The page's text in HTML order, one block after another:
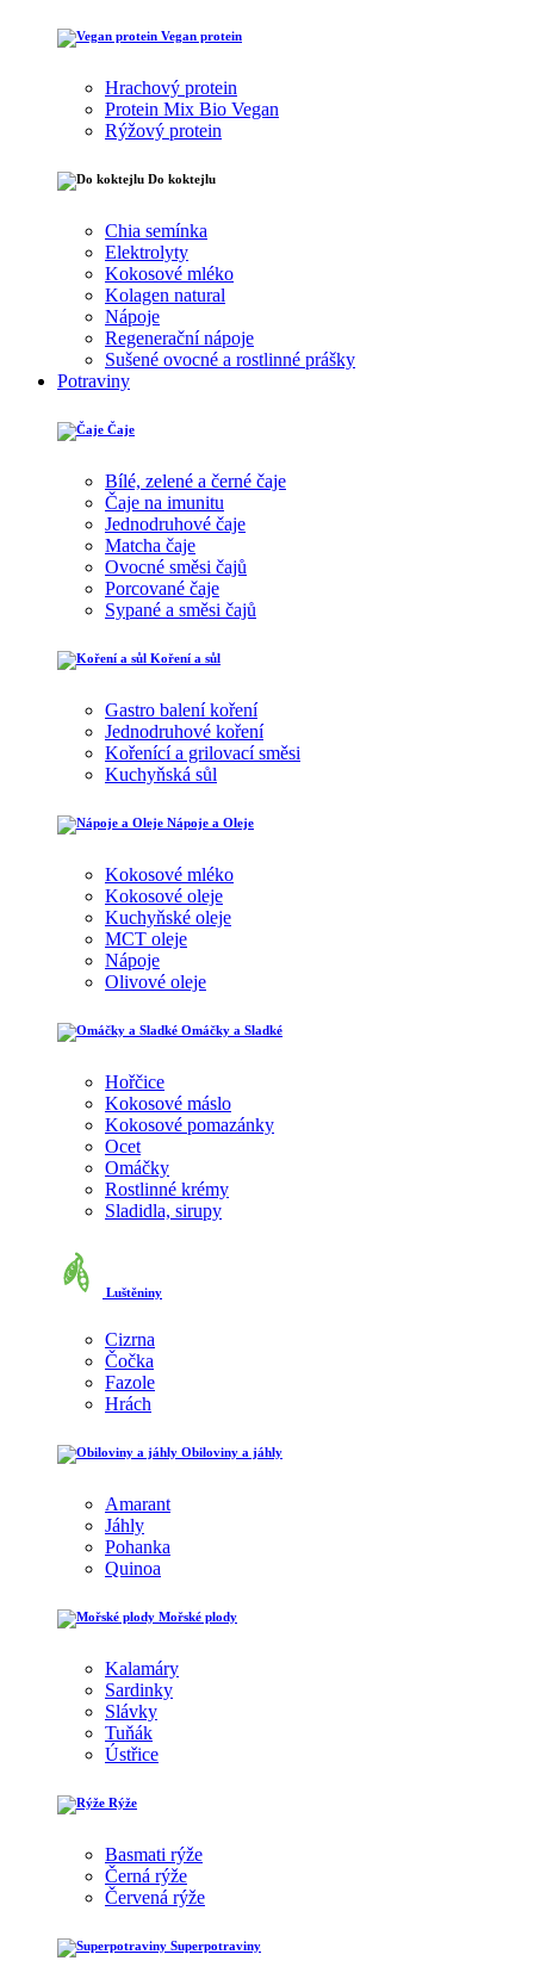
Vegan protein
Hrachový protein
Protein Mix Bio Vegan
Rýžový protein
Do koktejlu
Chia semínka
Elektrolyty
Kokosové mléko
Kolagen natural
Nápoje
Regenerační nápoje
Sušené ovocné a rostlinné prášky
Potraviny
Čaje
Bílé, zelené a černé čaje
Čaje na imunitu
Jednodruhové čaje
Matcha čaje
Ovocné směsi čajů
Porcované čaje
Sypané a směsi čajů
Koření a sůl
Gastro balení koření
Jednodruhové koření
Kořenící a grilovací směsi
Kuchyňská sůl
Nápoje a Oleje
Kokosové mléko
Kokosové oleje
Kuchyňské oleje
MCT oleje
Nápoje
Olivové oleje
Omáčky a Sladké
Hořčice
Kokosové máslo
Kokosové pomazánky
Ocet
Omáčky
Rostlinné krémy
Sladidla, sirupy
Luštěniny
Cizrna
Čočka
Fazole
Hrách
Obiloviny a jáhly
Amarant
Jáhly
Pohanka
Quinoa
Mořské plody
Kalamáry
Sardinky
Slávky
Tuňák
Ústřice
Rýže
Basmati rýže
Černá rýže
Červená rýže
Superpotraviny